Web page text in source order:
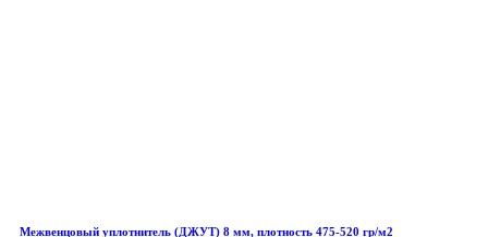
Межвенцовый уплотнитель (ДЖУТ) 8 мм, плотность 475-520 гр/м2